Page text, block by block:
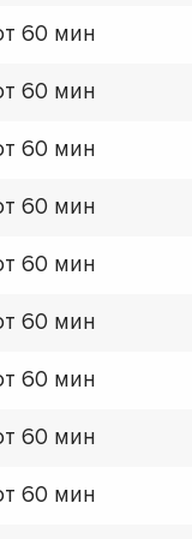
60 мин
60 мин
60 мин
60 мин
60 мин
60 мин
60 мин
60 мин
60 мин